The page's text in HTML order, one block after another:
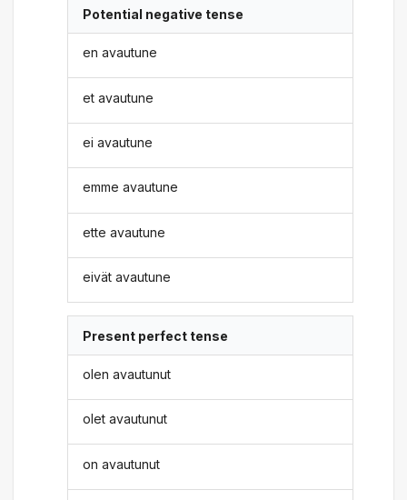
Potential negative tense
en avautune
et avautune
ei avautune
emme avautune
ette avautune
eivät avautune
Present perfect tense
olen avautunut
olet avautunut
on avautunut